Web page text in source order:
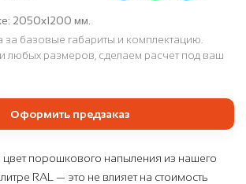
2050х1200 мм.
за базовые габариты и комплектацию.
любых размеров, сделаем расчет под ваш
Оформить предзаказ
порошкового напыления из нашего
RAL — это не влияет на стоимость